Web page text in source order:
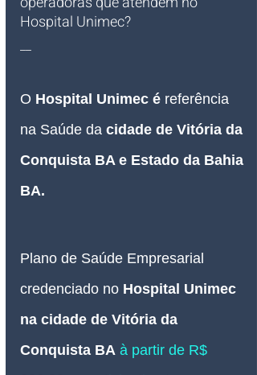
Hospital Unimec?
__
O Hospital Unimec é referência
na Saúde da cidade de Vitória da
Conquista BA e Estado da Bahia
BA.
Plano de Saúde Empresarial
credenciado no Hospital Unimec
na cidade de Vitória da
Conquista BA à partir de R$